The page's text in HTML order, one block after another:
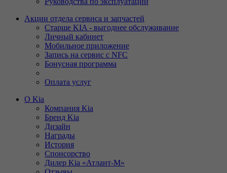
Акции отдела сервиса и запчастей
Старше KIA - выгоднее обслуживание
Личный кабинет
Мобильное приложение
Запись на сервис с NFC
Бонусная программа
Оплата услуг
О Kia
Компания Kia
Бренд Kia
Дизайн
Награды
История
Спонсорство
Дилер Kia «Атлант-М»